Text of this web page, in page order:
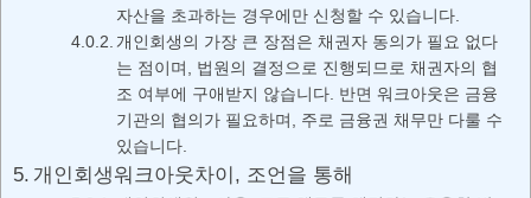
자산을 초과하는 경우에만 신청할 수 있습니다.
개인회생의 가장 큰 장점은 채권자 동의가 필요 없다
는 점이며, 법원의 결정으로 진행되므로 채권자의 협
조 여부에 구애받지 않습니다. 반면 워크아웃은 금융
기관의 협의가 필요하며, 주로 금융권 채무만 다룰 수
있습니다.
개인회생워크아웃차이, 조언을 통해